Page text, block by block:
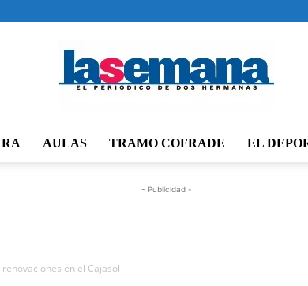
AULAS TRAMO COFRADE EL
- Publicidad -
en el Cajasol